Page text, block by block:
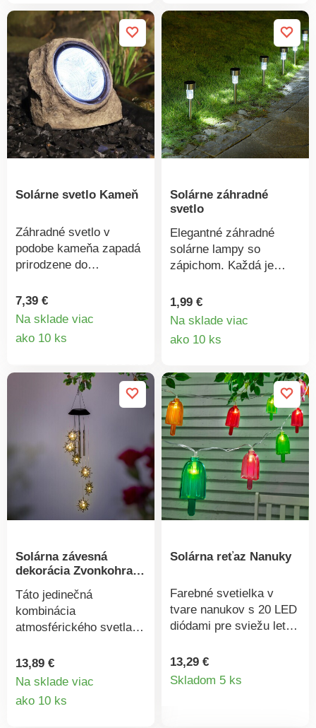
záhradu. Solárny pohon.
Gainsborough.
lietajúci hmyz – úplne
bez použitia chemikálií.
Bezpečná a tichá
prevádzka, neohrozuje
deti ani domácich
miláčikov. Odolný
materiál vhodný na
vonkajšie použitie.
Materiál: plast.
Solárne svetlo Kameň
Záhradné svetlo v
podobe kameňa zapadá
prirodzene do
večer poskytuje
príjemné osvetlenie.
solárnemu panelu sa
sa automaticky zapne.
Materiál: umelý kameň.
Rozmery: 14,5 x 12 x 11
7,39 €
Na sklade viac
ako 10 ks
Solárne záhradné
svetlo
Elegantné záhradné
solárne lampy so
zápichom. Každá je
samodobíjacou batériou
napájanou integrovaným
vypínačom. Lampy sú
chodníkov, cestičiek, ale
aj ozdobu hrantíkov.
Materiál: nerezová oceľ,
plast. Rozmery: priemer
4,5 cm, výška 33,5 cm.
1,99 €
Na sklade viac
ako 10 ks
Solárna závesná
dekorácia Zvonkohra
Táto jedinečná
kombinácia
atmosférického svetla a
vytvorí relaxačnú
atmosféru na vašom
akomkoľvek inom,
13,89 €
Na sklade viac
ako 10 ks
Solárna reťaz Nanuky
Farebné svetielka v
tvare nanukov s 20 LED
diódami pre sviežu letnú
sa automaticky
rozsvecujú za súmraku
13,29 €
Skladom 5 ks